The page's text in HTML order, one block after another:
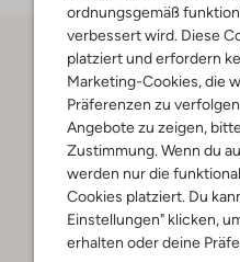
ordnungsgemäß
verbessert wird. Diese
platziert und erfordern
Marketing-Cookies, die
Präferenzen zu
Angebote zu zeigen,
Zustimmung. Wenn du
werden nur die
Cookies platziert. Du
Einstellungen" klicken,
erhalten oder deine